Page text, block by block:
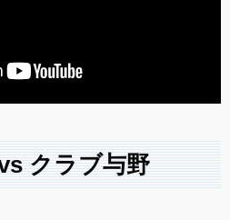
クラブ与野